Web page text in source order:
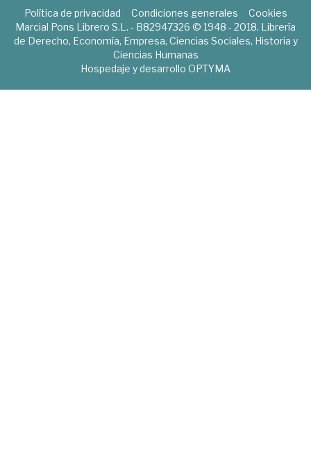
Política de privacidad Condiciones generales
Cookies
Marcial Pons Librero S.L. - B82947326 © 1948 - 2018. Librería
de Derecho, Economía, Empresa, Ciencias Sociales, Historia y
Ciencias Humanas
Hospedaje y desarrollo OPTYMA